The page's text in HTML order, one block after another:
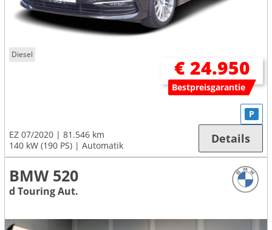
Diesel
€ 24.950
Bestpreisgarantie
EZ 07/2020
81.546 km
140 kW (190 PS)
Automatik
P
Details
BMW 520
d Touring Aut.